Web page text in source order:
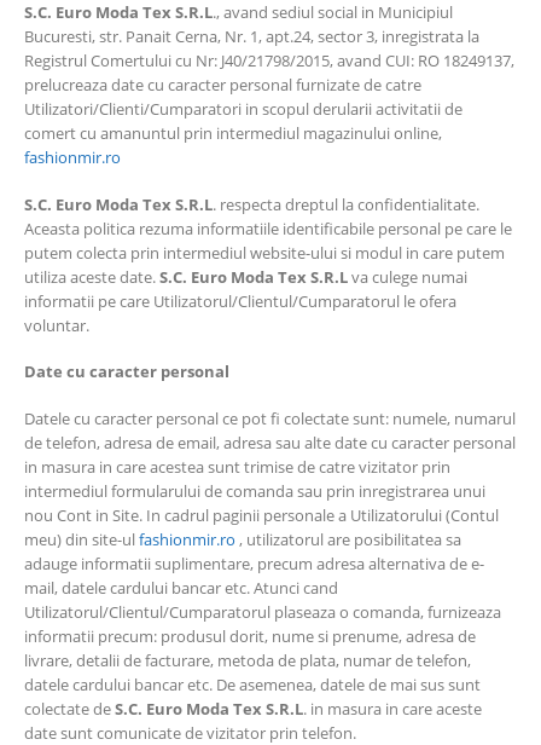
S.C. Euro Moda Tex S.R.L., avand sediul social in Municipiul
Bucuresti, str. Panait Cerna, Nr. 1, apt.24, sector 3, inregistrata la
Registrul Comertului cu Nr: J40/21798/2015, avand CUI: RO 18249137,
prelucreaza date cu caracter personal furnizate de catre
Utilizatori/Clienti/Cumparatori in scopul derularii activitatii de
comert cu amanuntul prin intermediul magazinului online,
fashionmir.ro
S.C. Euro Moda Tex S.R.L. respecta dreptul la confidentialitate.
Aceasta politica rezuma informatiile identificabile personal pe care le
putem colecta prin intermediul website-ului si modul in care putem
utiliza aceste date.S.C. Euro Moda Tex S.R.Lva culege numai
informatii pe care Utilizatorul/Clientul/Cumparatorul le ofera
voluntar.
Date cu caracter personal
Datele cu caracter personal ce pot fi colectate sunt: numele, numarul
de telefon, adresa de email, adresa sau alte date cu caracter personal
in masura in care acestea sunt trimise de catre vizitator prin
intermediul formularului de comanda sau prin inregistrarea unui
nou Cont in Site. In cadrul paginii personale a Utilizatorului (Contul
meu) din site-ulfashionmir.ro , utilizatorul are posibilitatea sa
adauge informatii suplimentare, precum adresa alternativa de e-
mail, datele cardului bancar etc. Atunci cand
Utilizatorul/Clientul/Cumparatorul plaseaza o comanda, furnizeaza
informatii precum: produsul dorit, nume si prenume, adresa de
livrare, detalii de facturare, metoda de plata, numar de telefon,
datele cardului bancar etc. De asemenea, datele de mai sus sunt
colectate deS.C. Euro Moda Tex S.R.L. in masura in care aceste
date sunt comunicate de vizitator prin telefon.